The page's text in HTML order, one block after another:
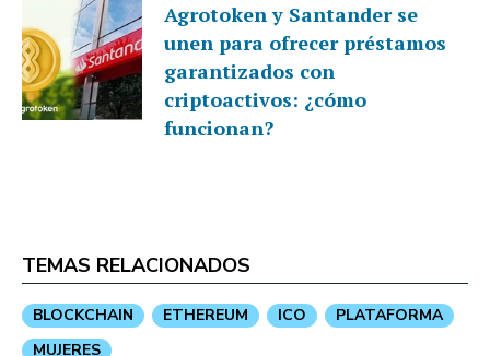
Agrotoken y Santander se
unen para ofrecer préstamos
garantizados con
criptoactivos: ¿cómo
funcionan?
TEMAS RELACIONADOS
BLOCKCHAIN ETHEREUM ICO
PLATAFORMA
MUJERES